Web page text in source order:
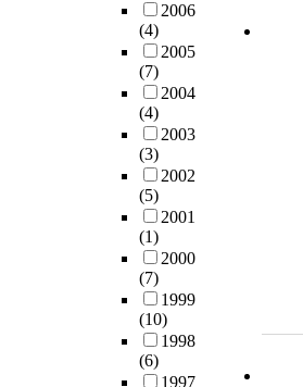
2006
(4)
2005
(7)
2004
(4)
2003
(3)
2002
(5)
2001
(1)
2000
(7)
1999
(10)
1998
(6)
1997